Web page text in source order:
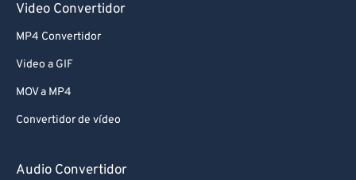
Video Convertidor
MP4 Convertidor
Video a GIF
MOV a MP4
Convertidor de vídeo
Audio Convertidor